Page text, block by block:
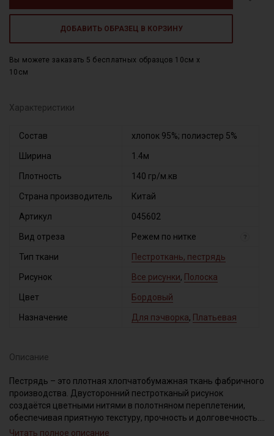
ДОБАВИТЬ ОБРАЗЕЦ В КОРЗИНУ
Вы можете заказать 5 бесплатных образцов 10см x
10см
Характеристики
Состав хлопок 95%; полиэстер 5%
Ширина 1.4м
Плотность 140 гр/м.кв
Страна производитель Китай
Артикул 045602
Вид отреза Режем по нитке ?
Тип ткани Пестроткань, пестрядь
Рисунок Все рисунки, Полоска
Цвет Бордовый
Назначение Для пэчворка, Платьевая
Описание
Пестрядь – это плотная хлопчатобумажная ткань фабричного
производства. Двусторонний пестротканый рисунок
создаётся цветными нитями в полотняном переплетении,
обеспечивая приятную текстуру, прочность и долговечность.
Идеально подходит для пошива традиционной одежды:
Читать полное описание